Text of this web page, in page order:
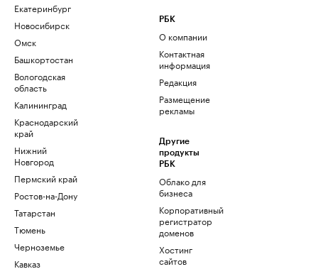
Екатеринбург
Новосибирск
Омск
Башкортостан
Вологодская
область
Калининград
Краснодарский
край
Нижний
Новгород
Пермский край
Ростов-на-Дону
Татарстан
Тюмень
Черноземье
Кавказ
РБК
О компании
Контактная
информация
Редакция
Размещение
рекламы
Другие
продукты
РБК
Облако для
бизнеса
Корпоративный
регистратор
доменов
Хостинг
сайтов